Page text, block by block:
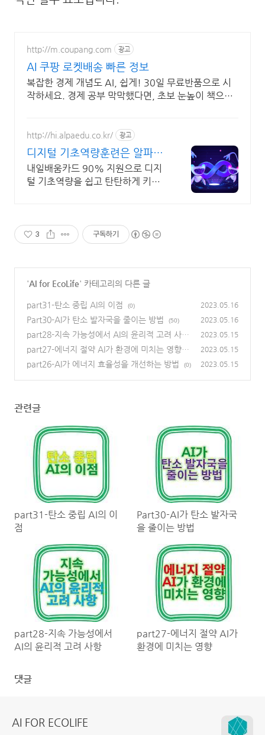
http://m.coupang.com 광고
AI 쿠팡 로켓배송 빠른 정보
복잡한 경제 개념도 AI, 쉽게! 30일 무료반품으로 시
작하세요. 경제 공부 막막했다면, 초보 눈높이 책으로
http://hi.alpaedu.co.kr/ 광고
디지털 기초역량훈련은 알파코
AI 어플리케이션 개발
내일배움카드 90% 지원으로 디지
털 기초역량을 쉽고 탄탄하게 키워
3 구독하기
'AI for EcoLife' 카테고리의 다른 글
part31-탄소 중립 AI의 이점 (0) 2023.05.16
Part30-AI가 탄소 발자국을 줄이는 방법 (50) 2023.05.16
part28-지속 가능성에서 AI의 윤리적 고려 사항
(0)
2023.05.15
part27-에너지 절약 AI가 환경에 미치는 영향
(0)
2023.05.15
part26-AI가 에너지 효율성을 개선하는 방법 (0) 2023.05.15
관련글
part31-탄소 중립 AI의 이
점
Part30-AI가 탄소 발자국
을 줄이는 방법
part28-지속 가능성에서
AI의 윤리적 고려 사항
part27-에너지 절약 AI가
환경에 미치는 영향
댓글
AI FOR ECOLIFE